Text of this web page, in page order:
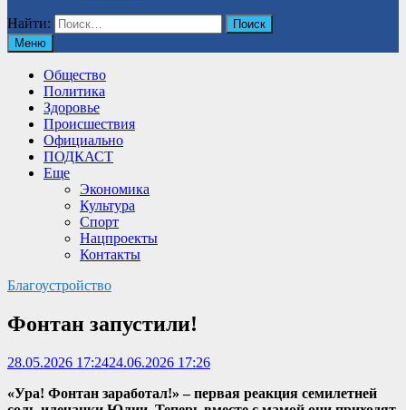
Найти:
Меню
Общество
Политика
Здоровье
Происшествия
Официально
ПОДКАСТ
Еще
Экономика
Культура
Спорт
Нацпроекты
Контакты
Благоустройство
Фонтан запустили!
28.05.2026 17:2424.06.2026 17:26
«Ура! Фонтан заработал!» – первая реакция семилетней